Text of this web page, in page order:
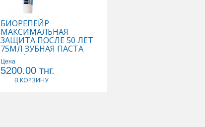
БИОРЕПЕЙР
МАКСИМАЛЬНАЯ
ЗАЩИТА ПОСЛЕ 50 ЛЕТ
75МЛ ЗУБНАЯ ПАСТА
акция!
Цена
5200.00 тнг.
В КОРЗИНУ